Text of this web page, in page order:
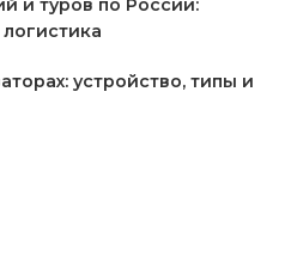
и туров по России:
устройство, типы и